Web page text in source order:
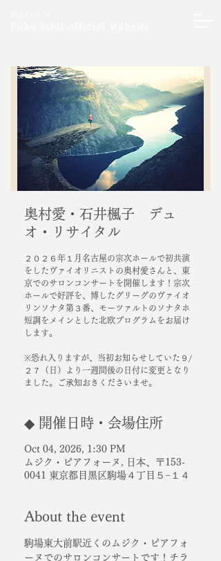
奥村愛・石井楓子 デュ
オ・リサイタル
２０２６年１月名古屋の宗次ホールで初共演
をしたヴァイオリニストの奥村愛さんと、東
京でのサロンコンサートを開催します！宗次
ホールで好評を、博したグリーグのヴァイオ
リンソナタ第３番、モーツァルトのソナタホ
短調をメインとした北欧プログラムをお届け
します。
※恐れ入りますが、当初お知らせしていた９/
２７（日）より一週間後の日付に変更となり
ました。ご承知おきくださいませ。
◆ 開催日時・会場住所
Oct 04, 2026, 1:30 PM
ムジク・ピアフォーヌ, 日本、〒153-
0041 東京都目黒区駒場４丁目５−１４
About the event
駒場東大前駅近くのムジク・ピアフォ
ーヌでのサロンコンサートです！チラ